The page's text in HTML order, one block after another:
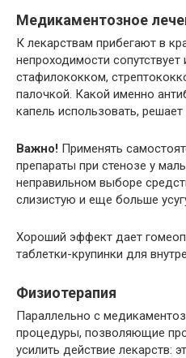
Медикаментозное
К лекарствам прибегают в
непроходимости
стафилококком,
палочкой. Какой именно
капель использовать, решает
Важно! Применять
препараты при стенозе у
неправильном выборе
слизистую и еще больше
Хороший эффект дает
таблетки-крупинки для
Физиотерапия
Параллельно с
процедуры, позволяющие
усилить действие лекарств: